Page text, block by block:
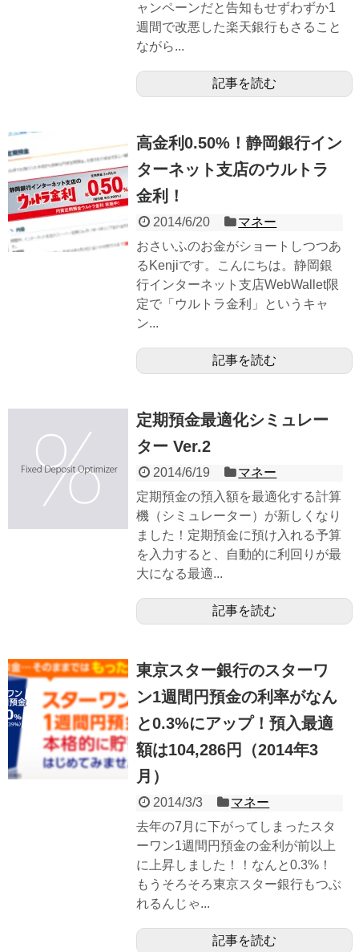
ャンペーンだと告知もせずわずか1
週間で改悪した楽天銀行もさること
ながら...
記事を読む
高金利0.50%！静岡銀行イン
ターネット支店のウルトラ
金利！
2014/6/20
マネー
おさいふのお金がショートしつつあ
るKenjiです。こんにちは。静岡銀
行インターネット支店WebWallet限
定で「ウルトラ金利」というキャ
ン...
記事を読む
定期預金最適化シミュレー
ター Ver.2
2014/6/19
マネー
定期預金の預入額を最適化する計算
機（シミュレーター）が新しくなり
ました！定期預金に預け入れる予算
を入力すると、自動的に利回りが最
大になる最適...
記事を読む
東京スター銀行のスターワ
ン1週間円預金の利率がなん
と0.3%にアップ！預入最適
額は104,286円（2014年3
月）
2014/3/3
マネー
去年の7月に下がってしまったスタ
ーワン1週間円預金の金利が前以上
に上昇しました！！なんと0.3%！
もうそろそろ東京スター銀行もつぶ
れるんじゃ...
記事を読む